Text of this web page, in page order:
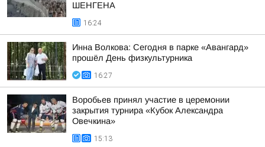
ШЕНГЕНА
16:24
Инна Волкова: Сегодня в парке «Авангард»
прошёл День физкультурника
16:27
Воробьев принял участие в церемонии
закрытия турнира «Кубок Александра
Овечкина»
15:13